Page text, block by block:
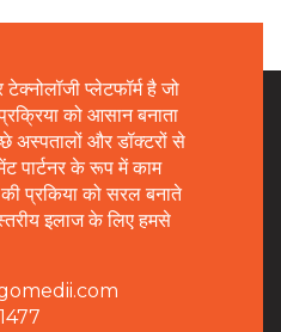
प्लेटफॉर्म है जो
को आसान बनाता
अस्पतालों और डॉक्टरों से
पार्टनर के रूप में काम
प्रकिया को सरल बनाते
इलाज के लिए हमसे